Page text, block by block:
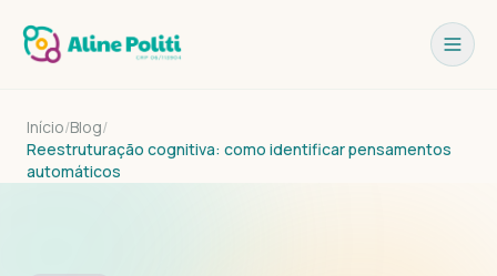
Início/Blog/
Reestruturação cognitiva: como identificar pensamentos
automáticos